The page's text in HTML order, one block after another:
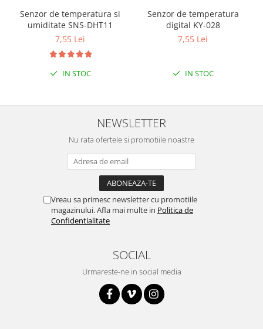
Motoare
Senzor de temperatura si
umiditate SNS-DHT11
7,55 Lei
IN STOC
Senzor de temperatura
digital KY-028
7,55 Lei
IN STOC
NEWSLETTER
Nu rata ofertele si promotiile noastre
Vreau sa primesc newsletter cu promotiile
magazinului. Afla mai multe in Politica de
Confidentialitate
SOCIAL
Urmareste-ne in social media